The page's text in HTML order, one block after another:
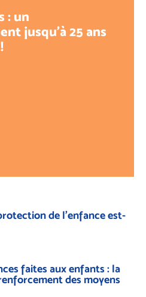
: un
jusqu’à 25 ans
de l’enfance est-
faites aux enfants : la
des moyens